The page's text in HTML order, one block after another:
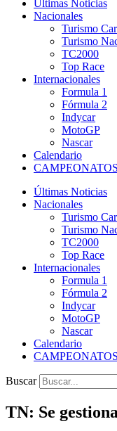
Últimas Noticias
Nacionales
Turismo
Turismo
TC2000
Top Race
Internacionales
Formula 1
Fórmula 2
Indycar
MotoGP
Nascar
Calendario
CAMPEONATOS
Últimas Noticias
Nacionales
Turismo
Turismo
TC2000
Top Race
Internacionales
Formula 1
Fórmula 2
Indycar
MotoGP
Nascar
Calendario
CAMPEONATOS
Buscar
TN: Se